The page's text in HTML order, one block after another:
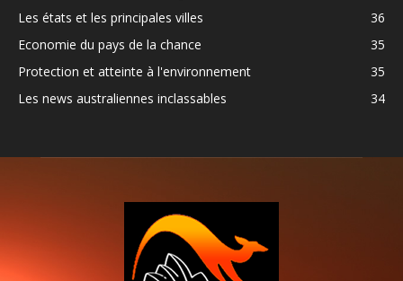
Les états et les principales villes
36
Economie du pays de la chance
35
Protection et atteinte à l'environnement
35
Les news australiennes inclassables
34